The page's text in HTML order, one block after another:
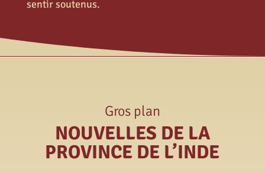
sentir soutenus.
Gros plan
NOUVELLES DE LA
PROVINCE DE L’INDE